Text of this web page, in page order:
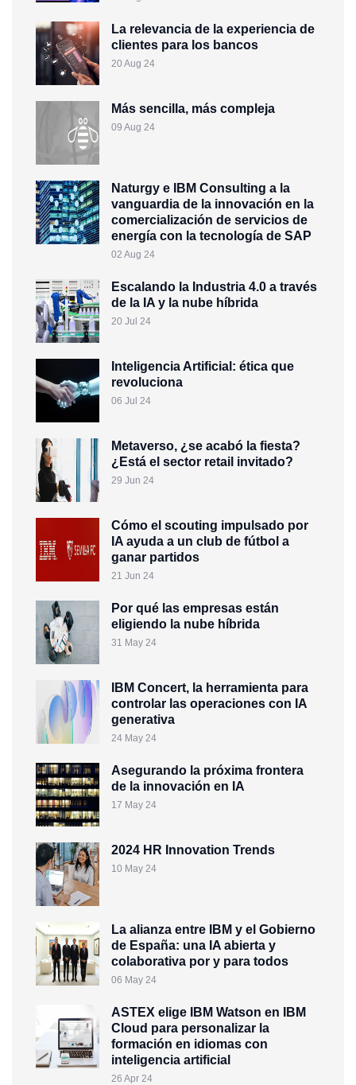
La relevancia de la experiencia de
clientes para los bancos
20 Aug 24
Más sencilla, más compleja
09 Aug 24
Naturgy e IBM Consulting a la
vanguardia de la innovación en la
comercialización de servicios de
energía con la tecnología de SAP
02 Aug 24
Escalando la Industria 4.0 a través
de la IA y la nube híbrida
20 Jul 24
Inteligencia Artificial: ética que
revoluciona
06 Jul 24
Metaverso, ¿se acabó la fiesta?
¿Está el sector retail invitado?
29 Jun 24
Cómo el scouting impulsado por
IA ayuda a un club de fútbol a
ganar partidos
21 Jun 24
Por qué las empresas están
eligiendo la nube híbrida
31 May 24
IBM Concert, la herramienta para
controlar las operaciones con IA
generativa
24 May 24
Asegurando la próxima frontera
de la innovación en IA
17 May 24
2024 HR Innovation Trends
10 May 24
La alianza entre IBM y el Gobierno
de España: una IA abierta y
colaborativa por y para todos
06 May 24
ASTEX elige IBM Watson en IBM
Cloud para personalizar la
formación en idiomas con
inteligencia artificial
26 Apr 24